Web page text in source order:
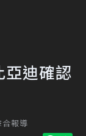
迪確認
報導